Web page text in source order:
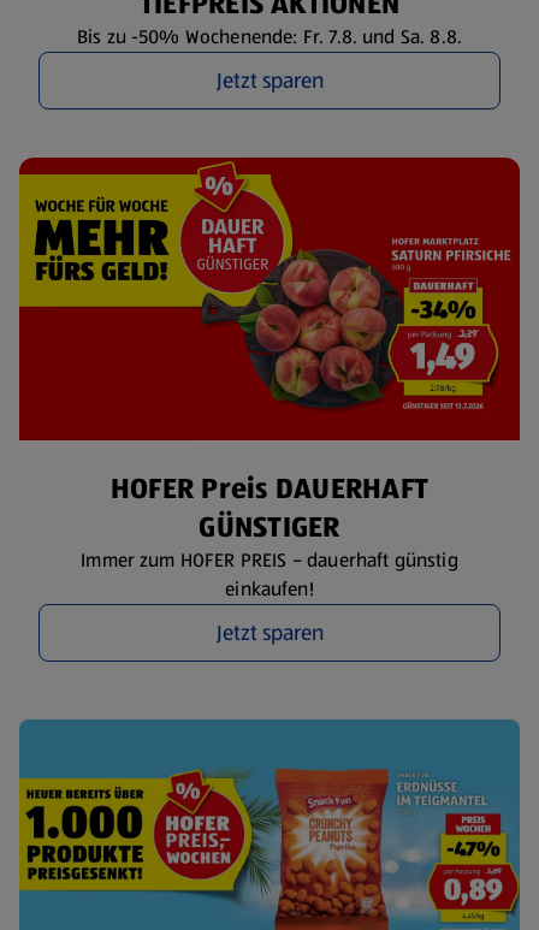
Bis zu -50% Wochenende: Fr. 7.8. und Sa. 8.8.
Jetzt sparen
HOFER Preis DAUERHAFT
GÜNSTIGER
Immer zum HOFER PREIS – dauerhaft günstig
einkaufen!
Jetzt sparen